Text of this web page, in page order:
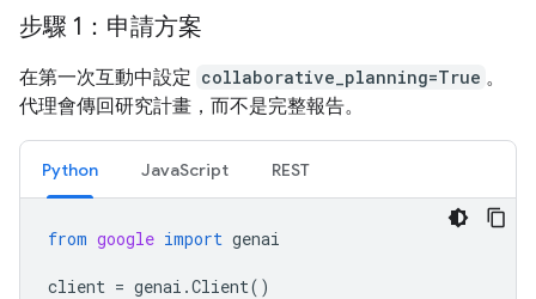
步驟 1：申請方案
在第一次互動中設定 collaborative_planning=True 。
代理會傳回研究計畫，而不是完整報告。
Python JavaScript REST
from google import genai
client = genai .Client()